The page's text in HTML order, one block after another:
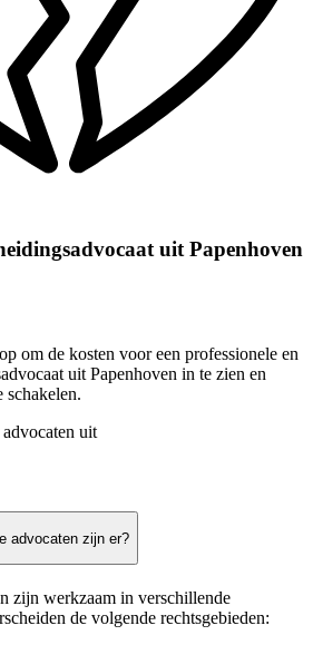
uit Papenhoven
om de kosten voor een professionele en
uit Papenhoven in te zien en
schakelen.
uit
advocaten zijn er?
zijn werkzaam in verschillende
de volgende rechtsgebieden: